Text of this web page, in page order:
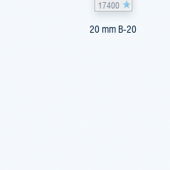
17400
20 mm B-20